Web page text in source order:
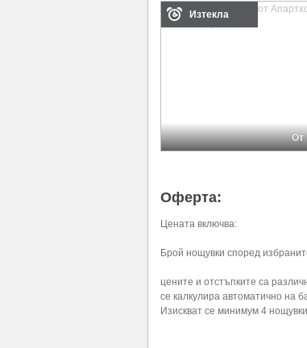
Изтекла
От
Оферта:
Цената включва:
Брой нощувки според
цените и отстъпките са
се калкулира автоматично на
Изискват се минимум 4